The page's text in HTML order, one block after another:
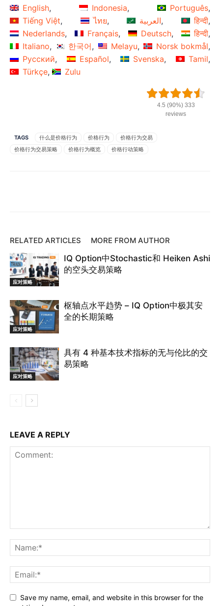
English Indonesia
Português
Tiếng Việt
ไทย العربية
हिन्दी
Nederlands
Français Deutsch
हिन्दी
Italiano
한국어 Melayu
Norsk bokmål
Русский
Español Svenska
Tamil
Türkçe
Zulu
4.5 (90%) 333
reviews
TAGS 什么是价格行为 价格行为
价格行为交易
价格行为交易策略
价格行为概览 价格行动策略
RELATED ARTICLES MORE FROM AUTHOR
应对策略
IQ Option中Stochastic和 Heiken Ashi
的空头交易策略
应对策略
枢轴点水平趋势 – IQ Option中极其安
全的长期策略
应对策略
具有 4 种基本技术指标的无与伦比的交
易策略
LEAVE A REPLY
Save my name, email, and website in this browser for the